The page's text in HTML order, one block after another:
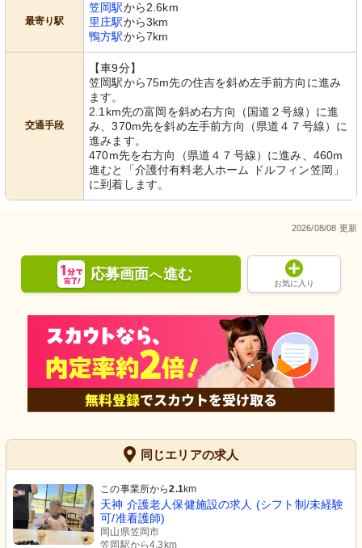
広々とした浴室には、入浴サポートの
器具が整っています。
最寄り駅
笠岡駅から2.6km
里庄駅から3km
鴨方駅から7km
交通手段
【車9分】
笠岡駅から75m先の住吉を斜め左手前方向に進み
ます。
2.1km先の富岡を斜め右方向（国道２号線）に進
み、370m先を斜め左手前方向（県道４７号線）に
進みます。
470m先を右方向（県道４７号線）に進み、460m
進むと「介護付有料老人ホーム ドルフィン笠岡」
に到着します。
2026/08/08 更新
応募画面へ進む
お気に入り
同じエリアの求人
この事業所から2.1km
天神 介護老人保健施設の求人 (シフト制/未経験
可/准看護師)
岡山県笠岡市
笠岡駅から4.3km